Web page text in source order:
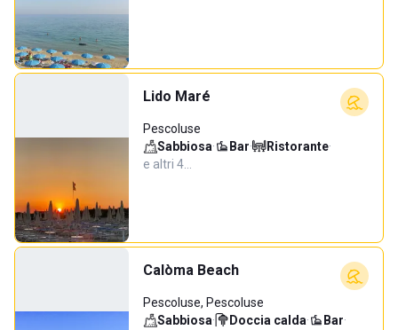
Lido Maré
Pescoluse
Sabbiosa· Bar· Ristorante·
e altri 4…
Calòma Beach
Pescoluse, Pescoluse
Sabbiosa· Doccia calda· Bar·